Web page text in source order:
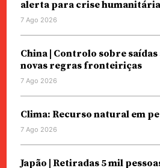
alerta para crise humanitária
7 Ago 2026
China | Controlo sobre
novas regras fronteiriças
7 Ago 2026
Clima: Recurso natural em
7 Ago 2026
Japão | Retiradas 5 mil